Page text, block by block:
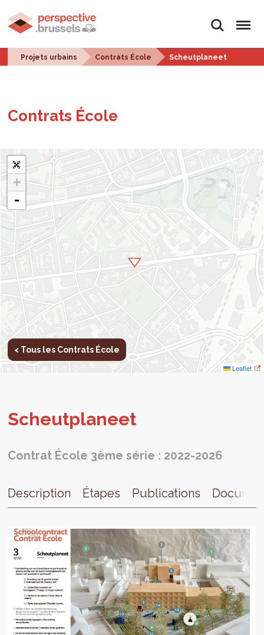
Rechercher
Menu
Projets urbains Contrats École Scheutplaneet
Contrats École
+
-
Leaflet
< Tous les Contrats École
Scheut­pla­neet
Contrat École 3ème série : 2022-2026
Description Étapes Publications